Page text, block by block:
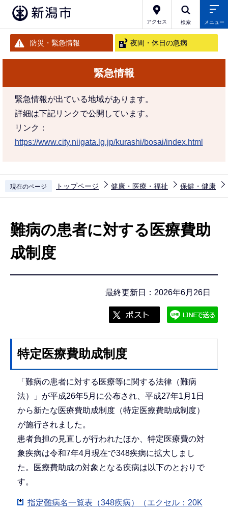
アクセス 検索 メニュー
防災・緊急情報 夜間・休日の急病
緊急情報
緊急情報が出ている地域があります。
詳細は下記リンクで公開しています。
リンク：
https://www.city.niigata.lg.jp/kurashi/bosai/index.html
現在のページ トップページ 健康・医療・福祉 保健・健康
難病の患者に対する医療費助
成制度
最終更新日：2026年6月26日
特定医療費助成制度
「難病の患者に対する医療等に関する法律（難病
法）」が平成26年5月に公布され、平成27年1月1日
から新たな医療費助成制度（特定医療費助成制度）
が施行されました。
患者負担の見直しが行われたほか、特定医療費の対
象疾病は令和7年4月現在で348疾病に拡大しまし
た。医療費助成の対象となる疾病は以下のとおりで
す。
指定難病名一覧表（348疾病）（エクセル：20K